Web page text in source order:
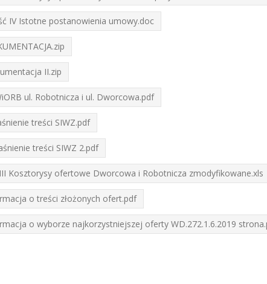
IV Istotne postanowienia umowy.doc
II.zip
ul. Robotnicza i ul. Dworcowa.pdf
treści SIWZ.pdf
treści SIWZ 2.pdf
Kosztorysy ofertowe Dworcowa i Robotnicza zmodyfikowane.xls
o treści złożonych ofert.pdf
o wyborze najkorzystniejszej oferty WD.272.1.6.2019